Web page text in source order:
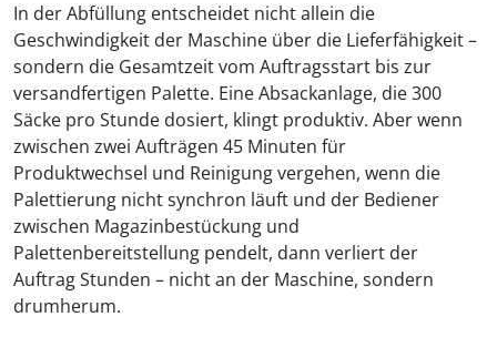
In der Abfüllung entscheidet nicht allein die
Geschwindigkeit der Maschine über die Lieferfähigkeit –
sondern die Gesamtzeit vom Auftragsstart bis zur
versandfertigen Palette. Eine Absackanlage, die 300
Säcke pro Stunde dosiert, klingt produktiv. Aber wenn
zwischen zwei Aufträgen 45 Minuten für
Produktwechsel und Reinigung vergehen, wenn die
Palettierung nicht synchron läuft und der Bediener
zwischen Magazinbestückung und
Palettenbereitstellung pendelt, dann verliert der
Auftrag Stunden – nicht an der Maschine, sondern
drumherum.